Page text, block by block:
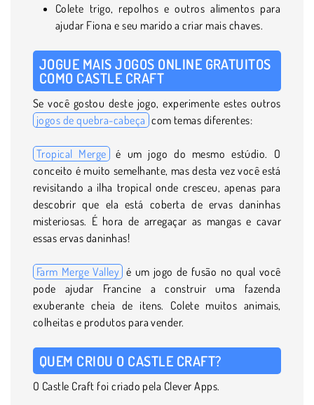
Colete trigo, repolhos e outros alimentos para
ajudar Fiona e seu marido a criar mais chaves.
JOGUE MAIS JOGOS ONLINE GRATUITOS
COMO CASTLE CRAFT
Se você gostou deste jogo, experimente estes outros
jogos de quebra-cabeça com temas diferentes:
Tropical Merge é um jogo do mesmo estúdio. O
conceito é muito semelhante, mas desta vez você está
revisitando a ilha tropical onde cresceu, apenas para
descobrir que ela está coberta de ervas daninhas
misteriosas. É hora de arregaçar as mangas e cavar
essas ervas daninhas!
Farm Merge Valley é um jogo de fusão no qual você
pode ajudar Francine a construir uma fazenda
exuberante cheia de itens. Colete muitos animais,
colheitas e produtos para vender.
QUEM CRIOU O CASTLE CRAFT?
O Castle Craft foi criado pela Clever Apps.